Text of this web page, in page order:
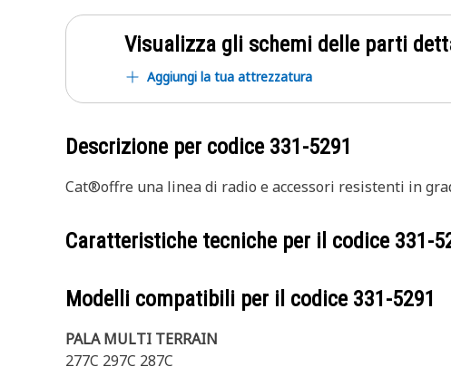
Visualizza gli schemi delle parti
Aggiungi la tua attrezzatura
Descrizione per codice 331-5291
Cat®offre una linea di radio e accessori resistenti in
Caratteristiche tecniche per il codice 331-
Modelli compatibili per il codice 331-5291
PALA MULTI TERRAIN
277C 297C 287C